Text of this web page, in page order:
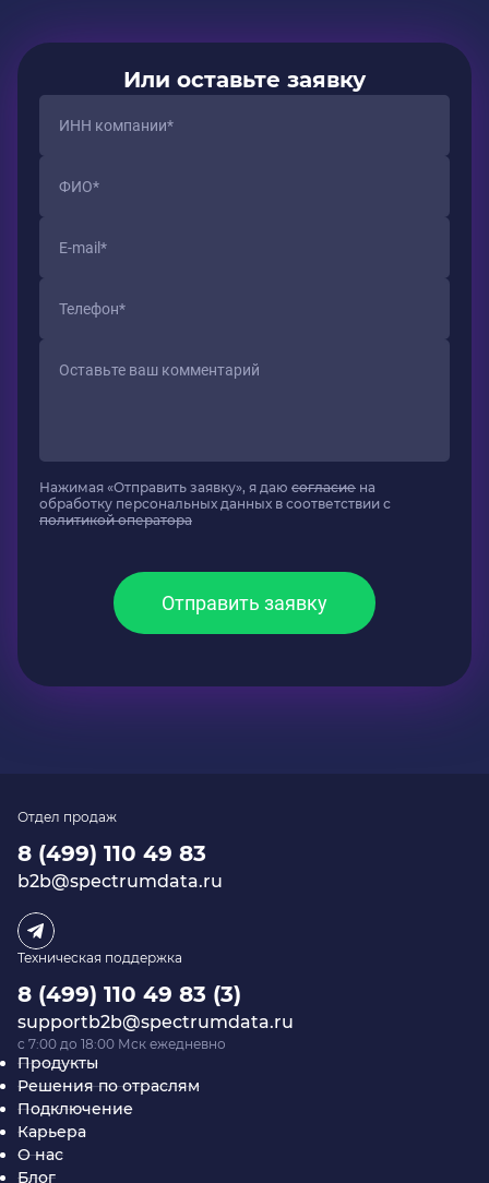
Или оставьте заявку
Нажимая «Отправить заявку», я даю согласие на
обработку персональных данных в соответствии с
политикой оператора
Отправить заявку
Продукты
Решения по отраслям
Подключение
Карьера
О нас
Блог
Отдел продаж
8 (499) 110 49 83
b2b@spectrumdata.ru
Техническая поддержка
8 (499) 110 49 83 (3)
supportb2b@spectrumdata.ru
c 7:00 до 18:00 Мск ежедневно